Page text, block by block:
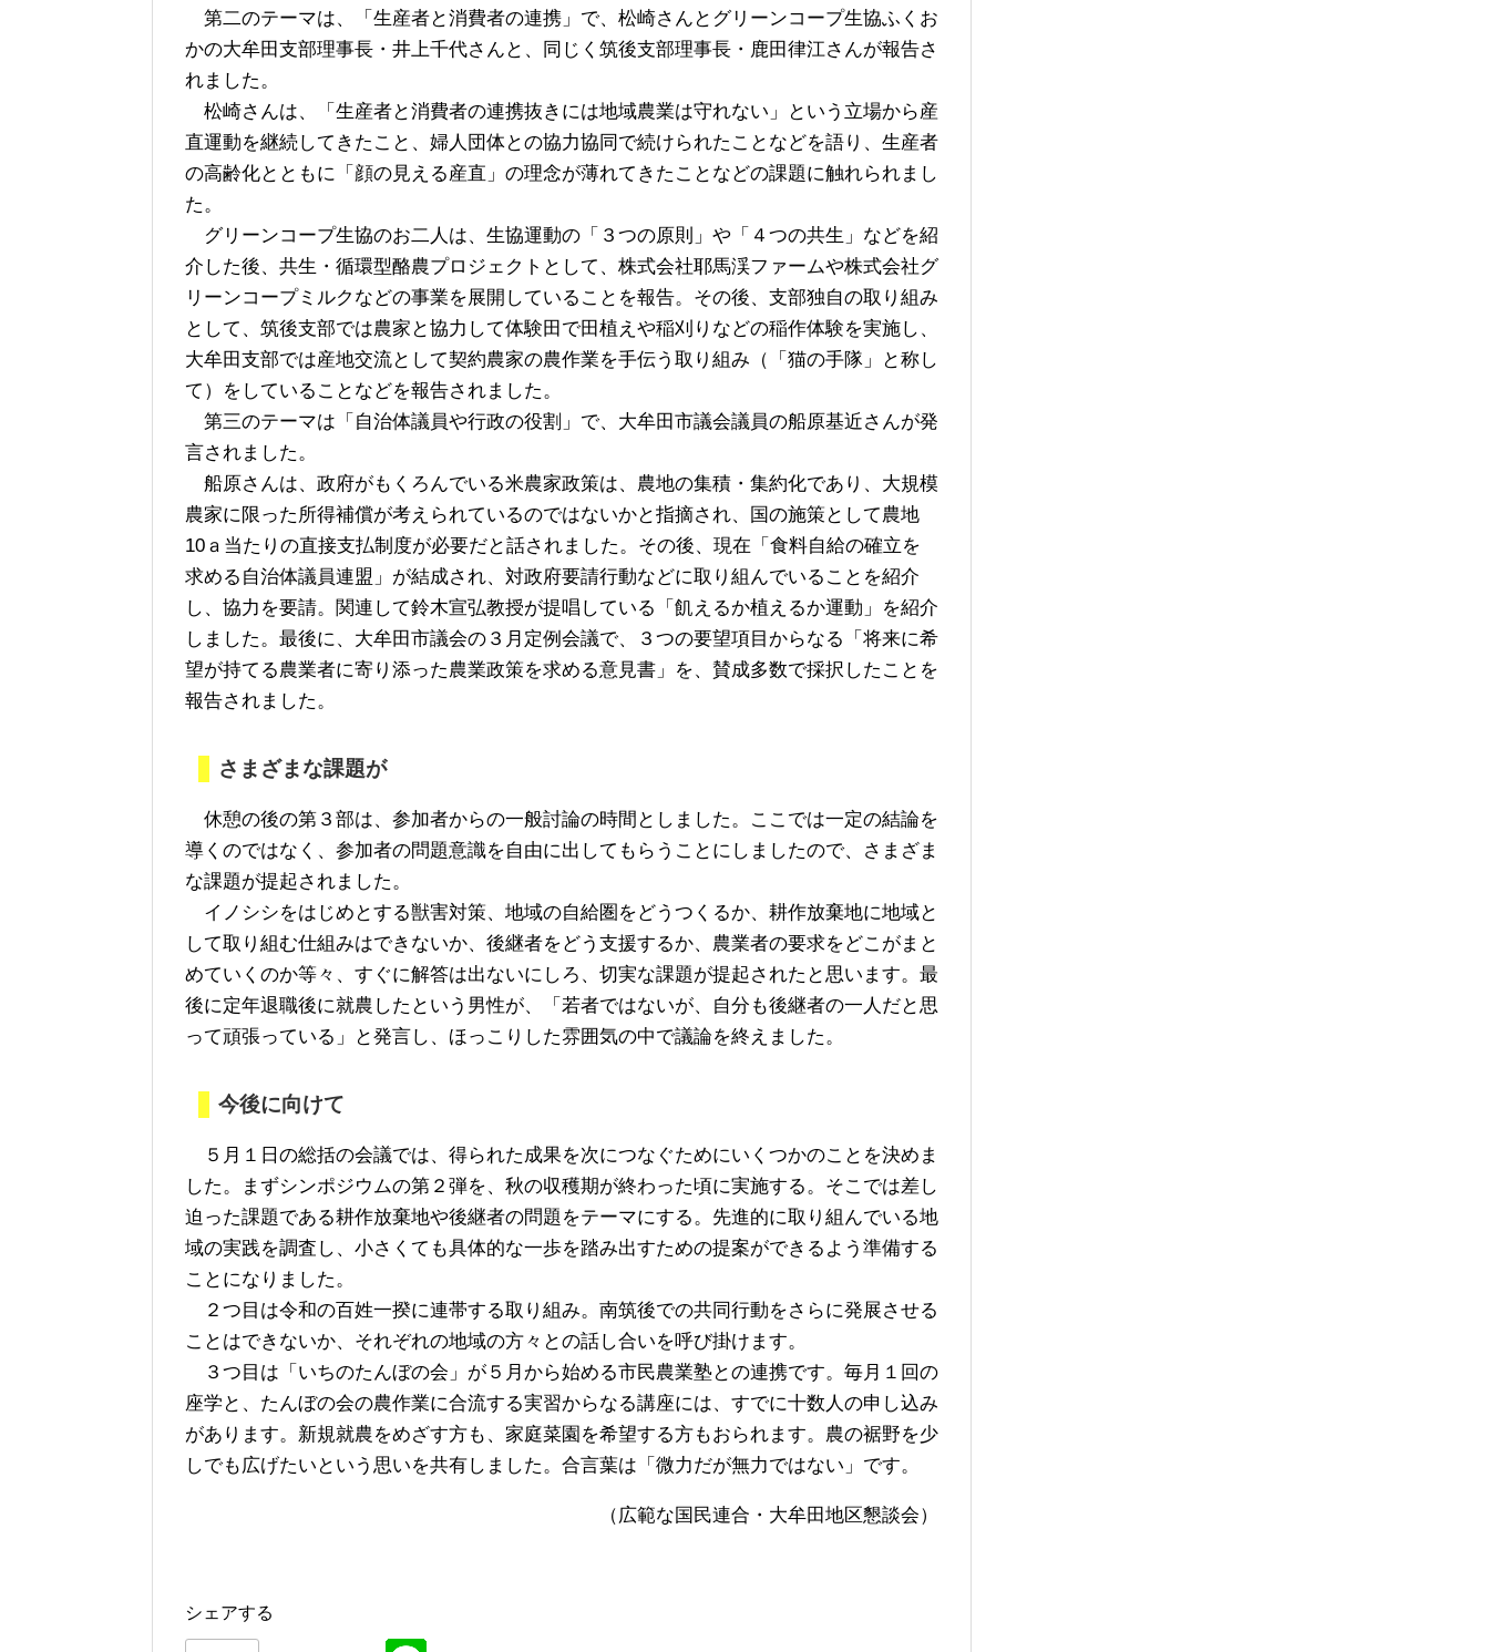
第二のテーマは、「生産者と消費者の連携」で、松崎さんとグリーンコープ生協ふくお
かの大牟田支部理事長・井上千代さんと、同じく筑後支部理事長・鹿田律江さんが報告さ
れました。
松崎さんは、「生産者と消費者の連携抜きには地域農業は守れない」という立場から産
直運動を継続してきたこと、婦人団体との協力協同で続けられたことなどを語り、生産者
の高齢化とともに「顔の見える産直」の理念が薄れてきたことなどの課題に触れられまし
た。
グリーンコープ生協のお二人は、生協運動の「３つの原則」や「４つの共生」などを紹
介した後、共生・循環型酪農プロジェクトとして、株式会社耶馬渓ファームや株式会社グ
リーンコープミルクなどの事業を展開していることを報告。その後、支部独自の取り組み
として、筑後支部では農家と協力して体験田で田植えや稲刈りなどの稲作体験を実施し、
大牟田支部では産地交流として契約農家の農作業を手伝う取り組み（「猫の手隊」と称し
て）をしていることなどを報告されました。
第三のテーマは「自治体議員や行政の役割」で、大牟田市議会議員の船原基近さんが発
言されました。
船原さんは、政府がもくろんでいる米農家政策は、農地の集積・集約化であり、大規模
農家に限った所得補償が考えられているのではないかと指摘され、国の施策として農地
10ａ当たりの直接支払制度が必要だと話されました。その後、現在「食料自給の確立を
求める自治体議員連盟」が結成され、対政府要請行動などに取り組んでいることを紹介
し、協力を要請。関連して鈴木宣弘教授が提唱している「飢えるか植えるか運動」を紹介
しました。最後に、大牟田市議会の３月定例会議で、３つの要望項目からなる「将来に希
望が持てる農業者に寄り添った農業政策を求める意見書」を、賛成多数で採択したことを
報告されました。
さまざまな課題が
休憩の後の第３部は、参加者からの一般討論の時間としました。ここでは一定の結論を
導くのではなく、参加者の問題意識を自由に出してもらうことにしましたので、さまざま
な課題が提起されました。
イノシシをはじめとする獣害対策、地域の自給圏をどうつくるか、耕作放棄地に地域と
して取り組む仕組みはできないか、後継者をどう支援するか、農業者の要求をどこがまと
めていくのか等々、すぐに解答は出ないにしろ、切実な課題が提起されたと思います。最
後に定年退職後に就農したという男性が、「若者ではないが、自分も後継者の一人だと思
って頑張っている」と発言し、ほっこりした雰囲気の中で議論を終えました。
今後に向けて
５月１日の総括の会議では、得られた成果を次につなぐためにいくつかのことを決めま
した。まずシンポジウムの第２弾を、秋の収穫期が終わった頃に実施する。そこでは差し
迫った課題である耕作放棄地や後継者の問題をテーマにする。先進的に取り組んでいる地
域の実践を調査し、小さくても具体的な一歩を踏み出すための提案ができるよう準備する
ことになりました。
２つ目は令和の百姓一揆に連帯する取り組み。南筑後での共同行動をさらに発展させる
ことはできないか、それぞれの地域の方々との話し合いを呼び掛けます。
３つ目は「いちのたんぼの会」が５月から始める市民農業塾との連携です。毎月１回の
座学と、たんぼの会の農作業に合流する実習からなる講座には、すでに十数人の申し込み
があります。新規就農をめざす方も、家庭菜園を希望する方もおられます。農の裾野を少
しでも広げたいという思いを共有しました。合言葉は「微力だが無力ではない」です。
（広範な国民連合・大牟田地区懇談会）
シェアする